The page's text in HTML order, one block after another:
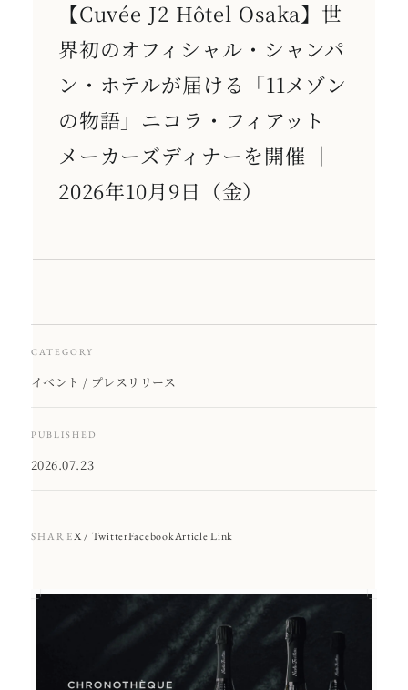
【Cuvée J2 Hôtel Osaka】世
界初のオフィシャル・シャンパ
ン・ホテルが届ける「11メゾン
の物語」ニコラ・フィアット
メーカーズディナーを開催 ｜
2026年10月9日（金）
CATEGORY
イベント / プレスリリース
PUBLISHED
2026.07.23
SHAREX / TwitterFacebookArticle Link